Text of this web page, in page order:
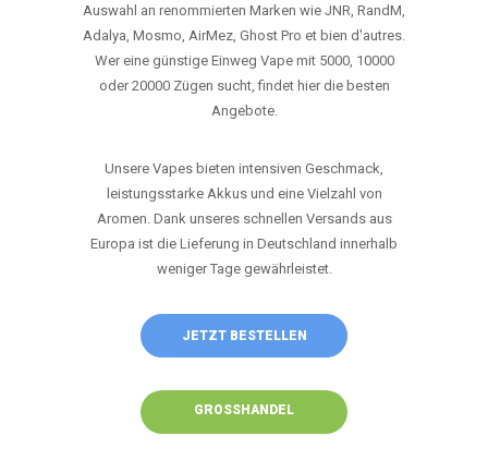
Zigaretten anzubieten. Wir führen eine breite
Auswahl an renommierten Marken wie JNR, RandM,
Adalya, Mosmo, AirMez, Ghost Pro et bien d'autres.
Wer eine günstige Einweg Vape mit 5000, 10000
oder 20000 Zügen sucht, findet hier die besten
Unsere Vapes bieten intensiven Geschmack,
leistungsstarke Akkus und eine Vielzahl von
Aromen. Dank unseres schnellen Versands aus
Europa ist die Lieferung in Deutschland innerhalb
JETZT BESTELLEN
GROSSHANDEL